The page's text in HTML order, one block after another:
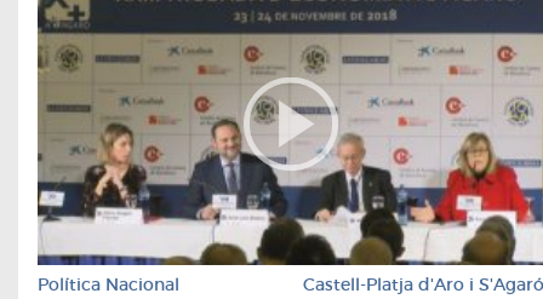
Política Nacional Castell-Platja d'Aro i S'Agaró